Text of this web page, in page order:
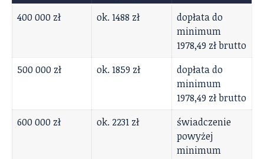
400 000 zł ok. 1488 zł
dopłata do
minimum
1978,49 zł brutto
500 000 zł
ok. 1859 zł
dopłata do
minimum
1978,49 zł brutto
600 000 zł
ok. 2231 zł
świadczenie
powyżej
minimum